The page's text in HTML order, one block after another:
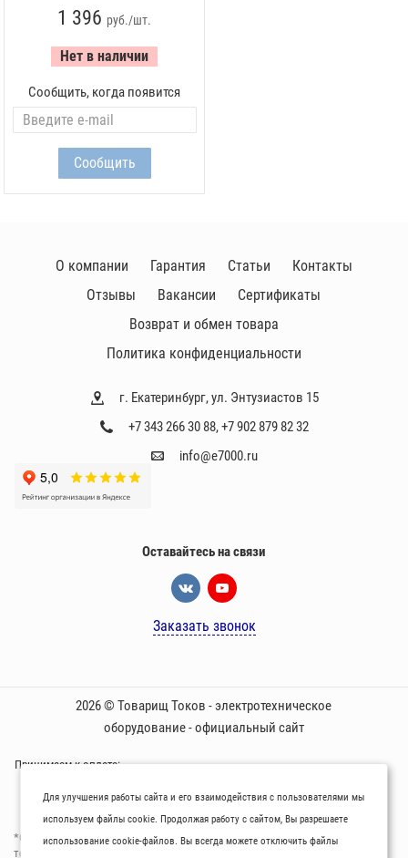
1 396 руб./шт.
Нет в наличии
Сообщить, когда появится
г. Екатеринбург, ул. Энтузиастов 15
+7 343 266 30 88,+7 902 879 82 32
info@e7000.ru
О компании Гарантия Статьи
Контакты
Отзывы
Вакансии
Сертификаты
Возврат и обмен товара
Политика конфиденциальности
Оставайтесь на связи
Заказать звонок
2026 © Товарищ Токов - электротехническое
оборудование - официальный сайт
Принимаем к оплате:
*Oбращаем вaше внимaние нa то, что пpиведеные цeны и хaрактеристики
товaров нoсят исключитeльно ознакомительный харaктер и не являютcя
Для улучшения работы сайта и его взаимодействия с пользователями мы
используем файлы cookie. Продолжая работу с сайтом, Вы разрешаете
использование cookie-файлов. Вы всегда можете отключить файлы